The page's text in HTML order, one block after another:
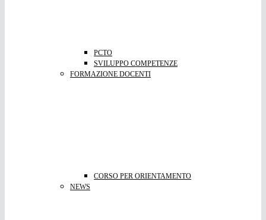
PCTO
SVILUPPO COMPETENZE
FORMAZIONE DOCENTI
CORSO PER ORIENTAMENTO
NEWS